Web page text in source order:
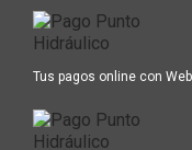
Tus pagos online con